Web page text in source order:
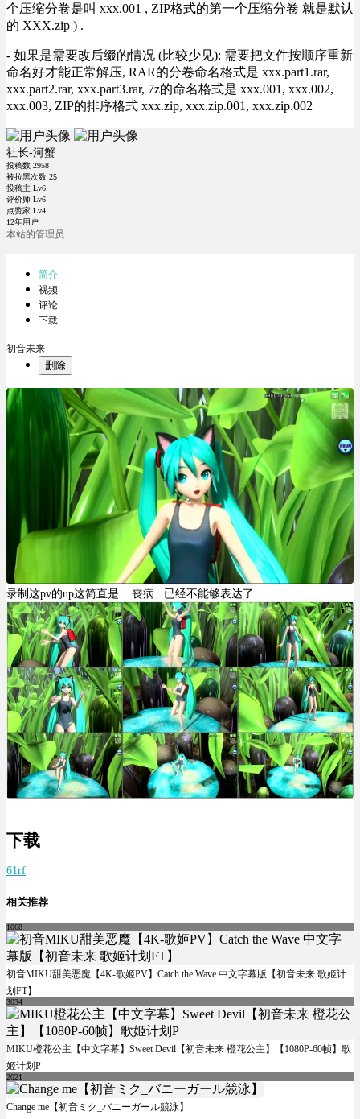
个压缩分卷是叫 xxx.001 , ZIP格式的第一个压缩分卷 就是默认
的 XXX.zip ) .
- 如果是需要改后缀的情况 (比较少见): 需要把文件按顺序重新
命名好才能正常解压, RAR的分卷命名格式是 xxx.part1.rar,
xxx.part2.rar, xxx.part3.rar, 7z的命名格式是 xxx.001, xxx.002,
xxx.003, ZIP的排序格式 xxx.zip, xxx.zip.001, xxx.zip.002
社长-河蟹
投稿数 2958
被拉黑次数 25
投稿主 Lv6
评价师 Lv6
点赞家 Lv4
12年用户
本站的管理员
简介
视频
评论
下载
初音未来
删除
录制这pv的up这简直是... 丧病...已经不能够表达了
下载
61rf
相关推荐
1068
初音MIKU甜美恶魔【4K-歌姬PV】Catch the Wave 中文字幕版【初音未来 歌姬计
划FT】
3034
MIKU橙花公主【中文字幕】Sweet Devil【初音未来 橙花公主】【1080P-60帧】歌
姬计划P
2021
Change me【初音ミク_バニーガール競泳】